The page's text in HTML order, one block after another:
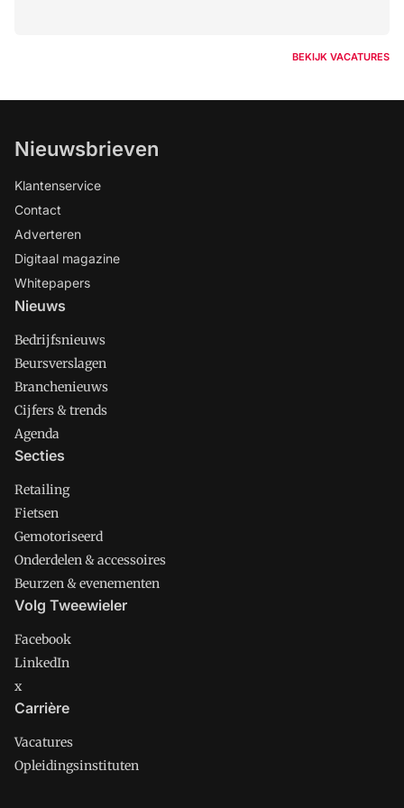
BEKIJK VACATURES
Nieuwsbrieven
Klantenservice
Contact
Adverteren
Digitaal magazine
Whitepapers
Nieuws
Bedrijfsnieuws
Beursverslagen
Branchenieuws
Cijfers & trends
Agenda
Secties
Retailing
Fietsen
Gemotoriseerd
Onderdelen & accessoires
Beurzen & evenementen
Volg Tweewieler
Facebook
LinkedIn
x
Carrière
Vacatures
Opleidingsinstituten